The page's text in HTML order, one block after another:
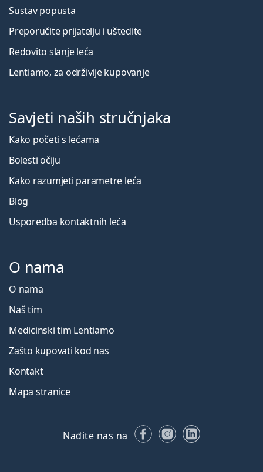
Sustav popusta
Preporučite prijatelju i uštedite
Redovito slanje leća
Lentiamo, za održivije kupovanje
Savjeti naših stručnjaka
Kako početi s lećama
Bolesti očiju
Kako razumjeti parametre leća
Blog
Usporedba kontaktnih leća
O nama
O nama
Naš tim
Medicinski tim Lentiamo
Zašto kupovati kod nas
Kontakt
Mapa stranice
Nađite nas na FacebookuInstagramu
LinkedIn